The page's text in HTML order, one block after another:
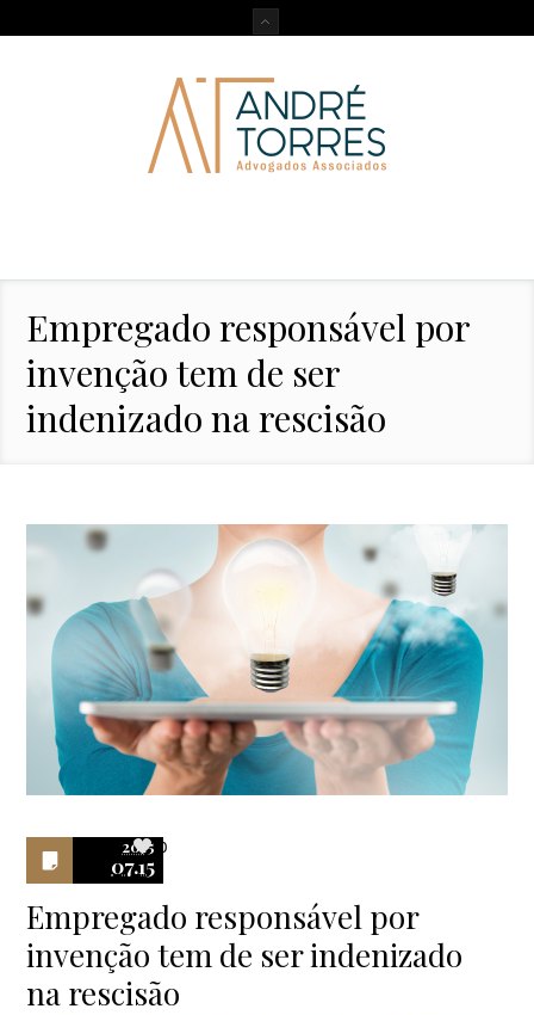
Empregado responsável por
invenção tem de ser
indenizado na rescisão
2015
07.15
0
Empregado responsável por
invenção tem de ser indenizado
na rescisão